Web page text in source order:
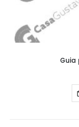
Guia